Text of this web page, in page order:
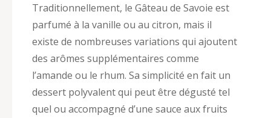
Traditionnellement, le Gâteau de Savoie est
parfumé à la vanille ou au citron, mais il
existe de nombreuses variations qui ajoutent
des arômes supplémentaires comme
l’amande ou le rhum. Sa simplicité en fait un
dessert polyvalent qui peut être dégusté tel
quel ou accompagné d’une sauce aux fruits